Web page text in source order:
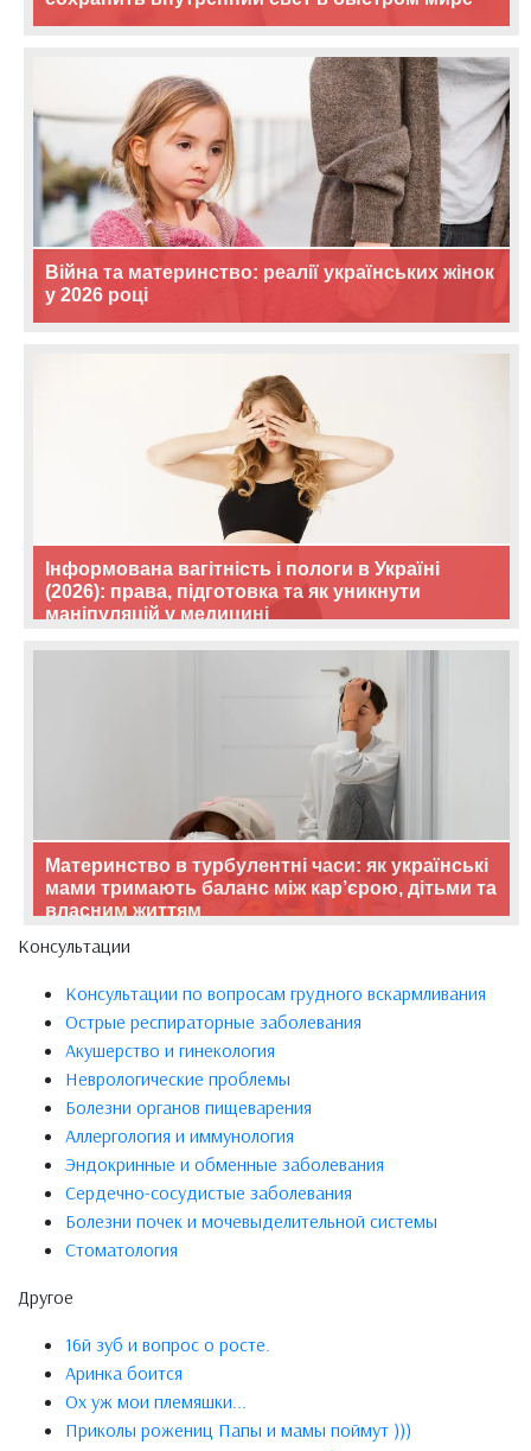
Війна та материнство: реалії українських жінок
у 2026 році
Інформована вагітність і пологи в Україні
(2026): права, підготовка та як уникнути
маніпуляцій у медицині
Материнство в турбулентні часи: як українські
мами тримають баланс між кар’єрою, дітьми та
власним життям
Консультации
Консультации по вопросам грудного вскармливания
Острые респираторные заболевания
Акушерство и гинекология
Неврологические проблемы
Болезни органов пищеварения
Аллергология и иммунология
Эндокринные и обменные заболевания
Сердечно-сосудистые заболевания
Болезни почек и мочевыделительной системы
Стоматология
Другое
16й зуб и вопрос о росте.
Аринка боится
Ох уж мои племяшки...
Приколы рожениц Папы и мамы поймут )))